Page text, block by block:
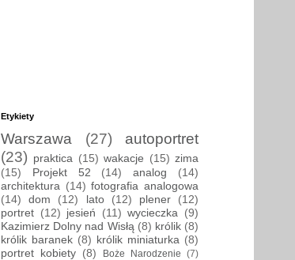
Etykiety
Warszawa (27)
autoportret
(23) praktica (15) wakacje (15) zima
(15)
Projekt 52 (14) analog
(14)
architektura (14) fotografia analogowa
(14)
dom (12) lato (12) plener
(12)
portret (12) jesień (11) wycieczka
(9)
Kazimierz Dolny nad Wisłą (8) królik (8)
królik baranek (8) królik miniaturka (8)
portret kobiety (8) Boże Narodzenie (7)